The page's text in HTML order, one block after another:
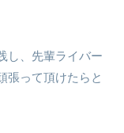
し、先輩ライバー
張って頂けたらと